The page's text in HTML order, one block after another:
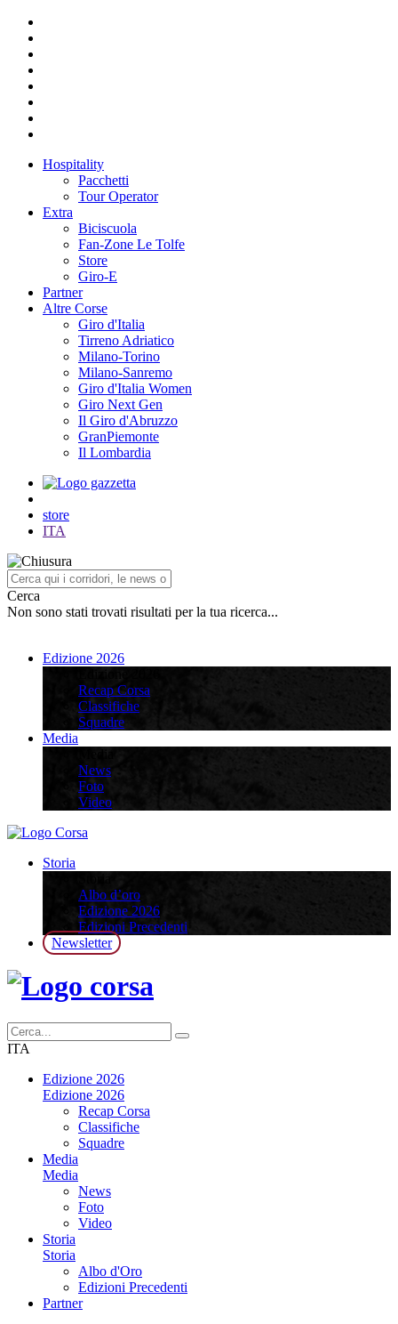
Hospitality
Pacchetti
Tour Operator
Extra
Biciscuola
Fan-Zone Le Tolfe
Store
Giro-E
Partner
Altre Corse
Giro d'Italia
Tirreno Adriatico
Milano-Torino
Milano-Sanremo
Giro d'Italia Women
Giro Next Gen
Il Giro d'Abruzzo
GranPiemonte
Il Lombardia
store
ITA
Cerca
Non sono stati trovati risultati per la tua ricerca...
Edizione 2026
Recap Corsa
Classifiche
Squadre
Media
News
Foto
Video
Storia
Albo d’oro
Edizione 2026
Edizioni Precedenti
Newsletter
ITA
Edizione 2026
Edizione 2026
Recap Corsa
Classifiche
Squadre
Media
Media
News
Foto
Video
Storia
Storia
Albo d'Oro
Edizioni Precedenti
Partner